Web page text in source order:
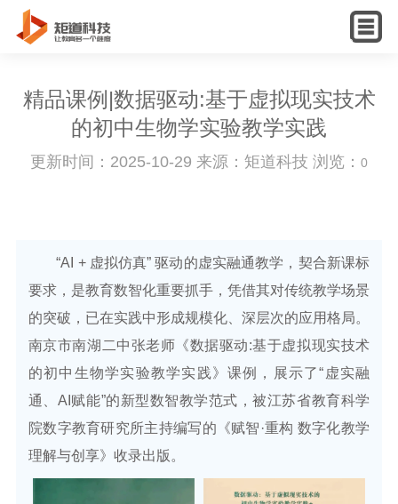
English
精品课例|数据驱动:基于虚拟现实技术
的初中生物学实验教学实践
更新时间：2025-10-29 来源：矩道科技 浏览： 0
“AI + 虚拟仿真” 驱动的虚实融通教学，契合新课标
要求，是教育数智化重要抓手，凭借其对传统教学场景
的突破，已在实践中形成规模化、深层次的应用格局。
南京市南湖二中张老师《数据驱动:基于虚拟现实技术
的初中生物学实验教学实践》课例，展示了“虚实融
通、AI赋能”的新型数智教学范式，被江苏省教育科学
院数字教育研究所主持编写的《赋智·重构 数字化教学
理解与创享》收录出版。